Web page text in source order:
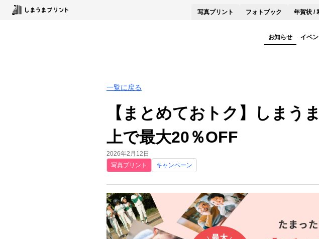
写真プリント フォトブック 年賀状 /
お知らせ イベン
一覧に戻る
【まとめておトク】しまう
上で最大20％OFF
2026年2月12日
写真プリント
キャンペーン